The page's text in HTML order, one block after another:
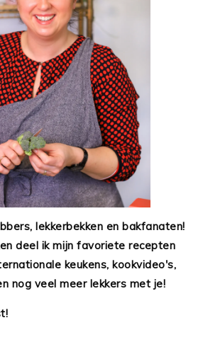
lekkerbekken en bakfanaten!
deel ik mijn favoriete recepten
keukens, kookvideo's,
nog veel meer lekkers met je!